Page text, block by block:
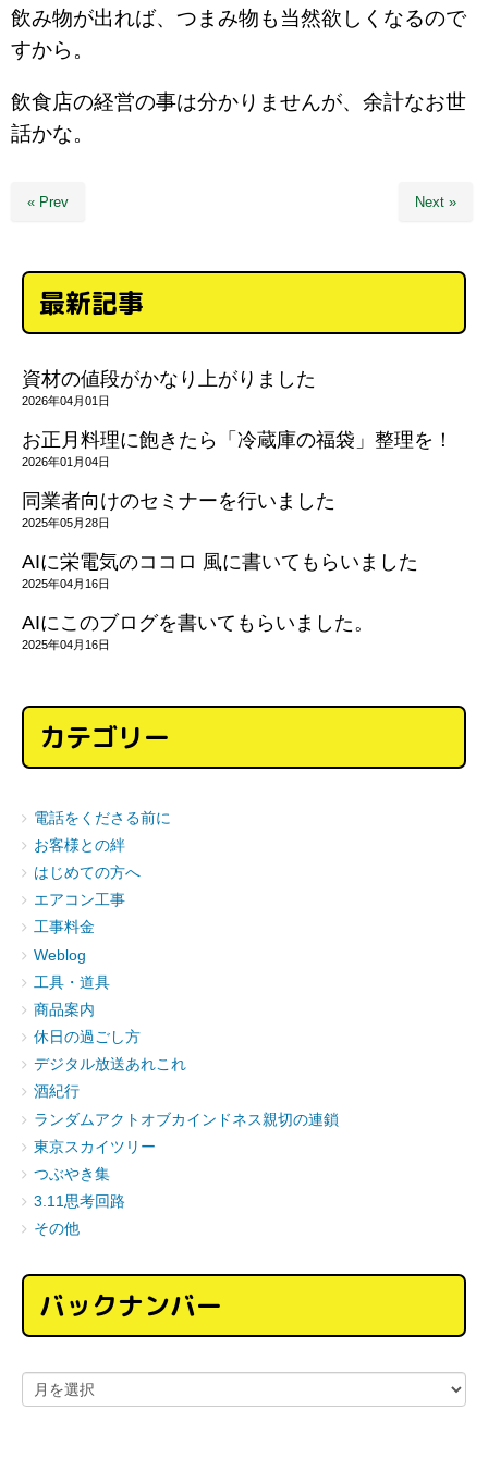
飲み物が出れば、つまみ物も当然欲しくなるので
すから。
飲食店の経営の事は分かりませんが、余計なお世
話かな。
« Prev Next »
最新記事
資材の値段がかなり上がりました
2026年04月01日
お正月料理に飽きたら「冷蔵庫の福袋」整理を！
2026年01月04日
同業者向けのセミナーを行いました
2025年05月28日
AIに栄電気のココロ 風に書いてもらいました
2025年04月16日
AIにこのブログを書いてもらいました。
2025年04月16日
カテゴリー
電話をくださる前に
お客様との絆
はじめての方へ
エアコン工事
工事料金
Weblog
工具・道具
商品案内
休日の過ごし方
デジタル放送あれこれ
酒紀行
ランダムアクトオブカインドネス親切の連鎖
東京スカイツリー
つぶやき集
3.11思考回路
その他
バックナンバー